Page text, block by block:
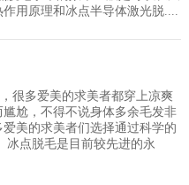
用原理和冰点半导体激光脱....
很多爱美的求美者都穿上凉爽
尬，不得不说身体多余毛发非
美的求美者们选择通过科学的
冰点脱毛是目前较先进的永